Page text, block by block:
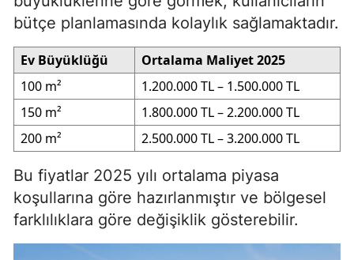
bütçe planlamasında kolaylık sağlamaktadır.
Ev Büyüklüğü
Ortalama Maliyet 2025
100 m²
1.200.000 TL – 1.500.000 TL
150 m²
1.800.000 TL – 2.200.000 TL
200 m²
2.500.000 TL – 3.200.000 TL
Bu fiyatlar 2025 yılı ortalama piyasa
koşullarına göre hazırlanmıştır ve bölgesel
farklılıklara göre değişiklik gösterebilir.